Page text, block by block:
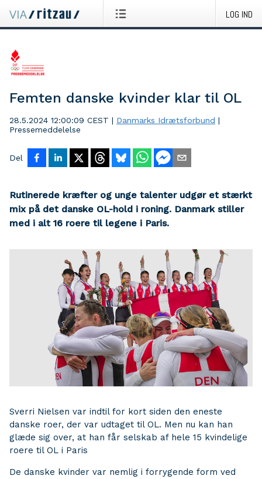
LOG IND
Femten danske kvinder klar til OL
28.5.2024 12:00:09 CEST | Danmarks Idrætsforbund |
Pressemeddelelse
Del
Rutinerede kræfter og unge talenter udgør et stærkt
mix på det danske OL-hold i roning. Danmark stiller
med i alt 16 roere til legene i Paris.
Sverri Nielsen var indtil for kort siden den eneste
danske roer, der var udtaget til OL. Men nu kan han
glæde sig over, at han får selskab af hele 15 kvindelige
roere til OL i Paris
De danske kvinder var nemlig i forrygende form ved